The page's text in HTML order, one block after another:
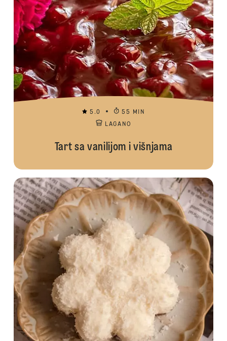
5.0
55 MIN
LAGANO
Tart sa vanilijom i višnjama